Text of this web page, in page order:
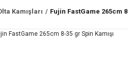
Kamışları Fujin FastGame 265cm